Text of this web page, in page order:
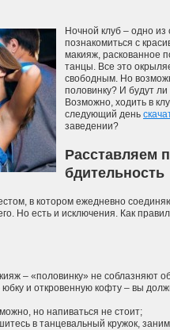
Ночной клуб – одно
познакомиться с
макияж, раскованное
танцы. Все это
свободным. Но
половинку? И будут
Возможно, ходить в
следующий день
заведении?
Расставляем
бдительность
в котором ежедневно
Но есть и исключения. Как
– «половинку» не соблазняют
и откровенную кофту – вы
но напиваться не стоит;
в танцевальный кружок,